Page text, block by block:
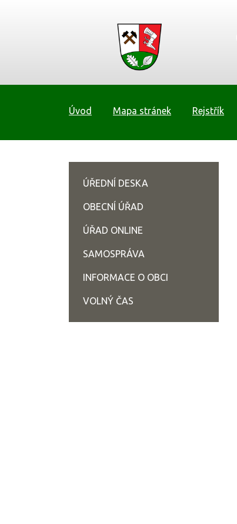
Úvod Mapa stránek Rejstřík
ÚŘEDNÍ DESKA
OBECNÍ ÚŘAD
ÚŘAD ONLINE
SAMOSPRÁVA
INFORMACE O OBCI
VOLNÝ ČAS